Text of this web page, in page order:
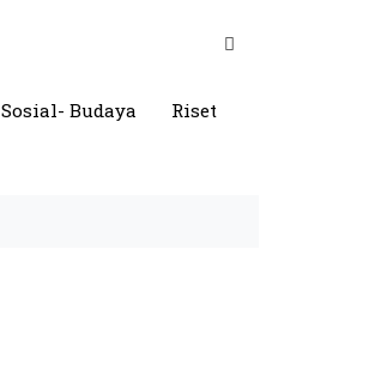
Sosial- Budaya Riset